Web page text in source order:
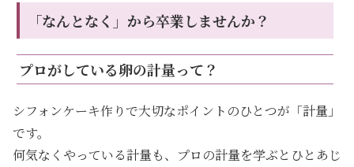
「なんとなく」から卒業しませんか？
プロがしている卵の計量って？
シフォンケーキ作りで大切なポイントのひとつが「計量」
です。
何気なくやっている計量も、プロの計量を学ぶとひとあじ